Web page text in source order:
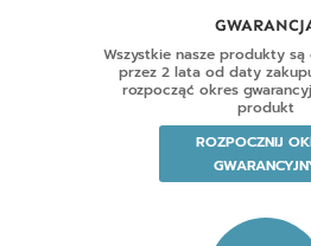
Wszystkie nasze produkty
przez 2 lata od daty
rozpocząć okres
produkt
ROZPOCZNIJ